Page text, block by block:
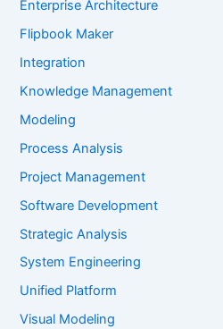
Enterprise Architecture
Flipbook Maker
Integration
Knowledge Management
Modeling
Process Analysis
Project Management
Software Development
Strategic Analysis
System Engineering
Unified Platform
Visual Modeling